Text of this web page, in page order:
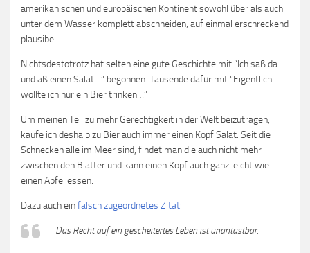
amerikanischen und europäischen Kontinent sowohl über als auch
unter dem Wasser komplett abschneiden, auf einmal erschreckend
plausibel.
Nichtsdestotrotz hat selten eine gute Geschichte mit “Ich saß da
und aß einen Salat…” begonnen. Tausende dafür mit “Eigentlich
wollte ich nur ein Bier trinken…”
Um meinen Teil zu mehr Gerechtigkeit in der Welt beizutragen,
kaufe ich deshalb zu Bier auch immer einen Kopf Salat. Seit die
Schnecken alle im Meer sind, findet man die auch nicht mehr
zwischen den Blätter und kann einen Kopf auch ganz leicht wie
einen Apfel essen.
Dazu auch einfalsch zugeordnetes Zitat:
Das Recht auf ein gescheitertes Leben ist unantastbar.